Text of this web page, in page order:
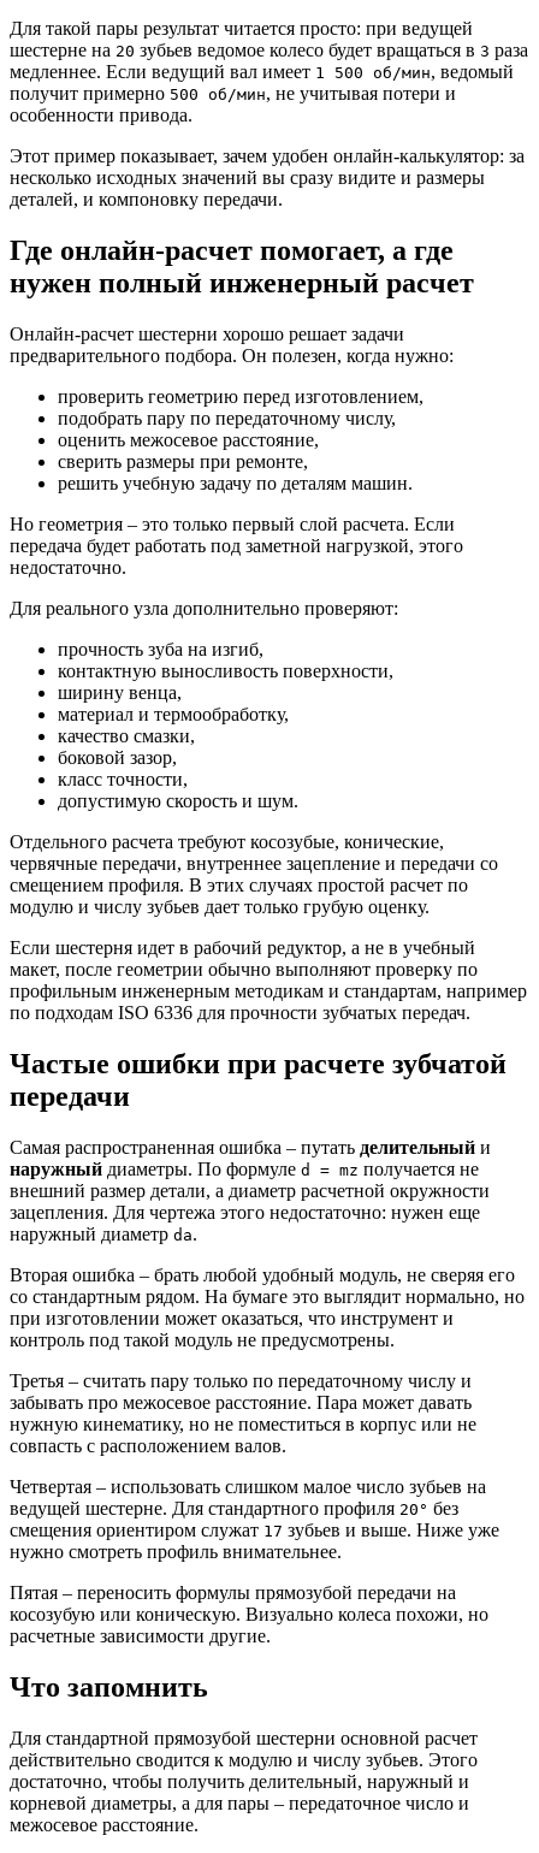
Для такой пары результат читается просто: при ведущей
шестерне на 20 зубьев ведомое колесо будет вращаться в 3 раза
медленнее. Если ведущий вал имеет 1 500 об/мин, ведомый
получит примерно 500 об/мин, не учитывая потери и
особенности привода.
Этот пример показывает, зачем удобен онлайн-калькулятор: за
несколько исходных значений вы сразу видите и размеры
деталей, и компоновку передачи.
Где онлайн-расчет помогает, а где
нужен полный инженерный расчет
Онлайн-расчет шестерни хорошо решает задачи
предварительного подбора. Он полезен, когда нужно:
проверить геометрию перед изготовлением,
подобрать пару по передаточному числу,
оценить межосевое расстояние,
сверить размеры при ремонте,
решить учебную задачу по деталям машин.
Но геометрия – это только первый слой расчета. Если
передача будет работать под заметной нагрузкой, этого
недостаточно.
Для реального узла дополнительно проверяют:
прочность зуба на изгиб,
контактную выносливость поверхности,
ширину венца,
материал и термообработку,
качество смазки,
боковой зазор,
класс точности,
допустимую скорость и шум.
Отдельного расчета требуют косозубые, конические,
червячные передачи, внутреннее зацепление и передачи со
смещением профиля. В этих случаях простой расчет по
модулю и числу зубьев дает только грубую оценку.
Если шестерня идет в рабочий редуктор, а не в учебный
макет, после геометрии обычно выполняют проверку по
профильным инженерным методикам и стандартам, например
по подходам ISO 6336 для прочности зубчатых передач.
Частые ошибки при расчете зубчатой
передачи
Самая распространенная ошибка – путать делительный и
наружный диаметры. По формуле d = mz получается не
внешний размер детали, а диаметр расчетной окружности
зацепления. Для чертежа этого недостаточно: нужен еще
наружный диаметр da.
Вторая ошибка – брать любой удобный модуль, не сверяя его
со стандартным рядом. На бумаге это выглядит нормально, но
при изготовлении может оказаться, что инструмент и
контроль под такой модуль не предусмотрены.
Третья – считать пару только по передаточному числу и
забывать про межосевое расстояние. Пара может давать
нужную кинематику, но не поместиться в корпус или не
совпасть с расположением валов.
Четвертая – использовать слишком малое число зубьев на
ведущей шестерне. Для стандартного профиля 20° без
смещения ориентиром служат 17 зубьев и выше. Ниже уже
нужно смотреть профиль внимательнее.
Пятая – переносить формулы прямозубой передачи на
косозубую или коническую. Визуально колеса похожи, но
расчетные зависимости другие.
Что запомнить
Для стандартной прямозубой шестерни основной расчет
действительно сводится к модулю и числу зубьев. Этого
достаточно, чтобы получить делительный, наружный и
корневой диаметры, а для пары – передаточное число и
межосевое расстояние.